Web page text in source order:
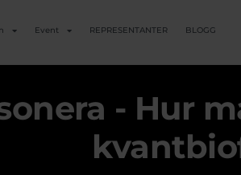
Event REPRESENTANTER BLOGG
- Hur